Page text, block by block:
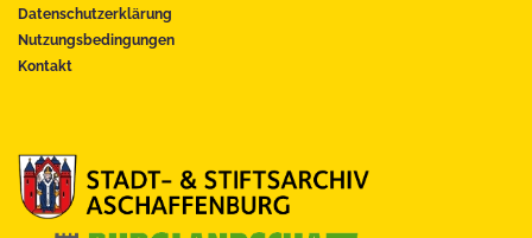
Datenschutzerklärung
Nutzungsbedingungen
Kontakt